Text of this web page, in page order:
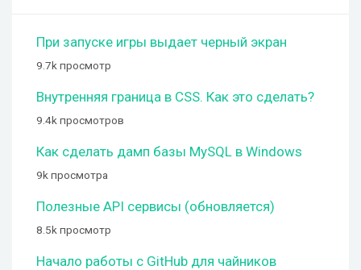
При запуске игры выдает черный экран
9.7k просмотр
Внутренняя граница в CSS. Как это сделать?
9.4k просмотров
Как сделать дамп базы MySQL в Windows
9k просмотра
Полезные API сервисы (обновляется)
8.5k просмотр
Начало работы с GitHub для чайников